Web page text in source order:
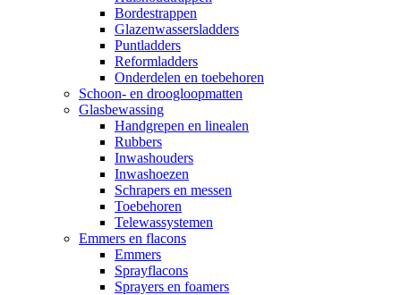
Bordestrappen
Glazenwassersladders
Puntladders
Reformladders
Onderdelen en toebehoren
Schoon- en droogloopmatten
Glasbewassing
Handgrepen en linealen
Rubbers
Inwashouders
Inwashoezen
Schrapers en messen
Toebehoren
Telewassystemen
Emmers en flacons
Emmers
Sprayflacons
Sprayers en foamers